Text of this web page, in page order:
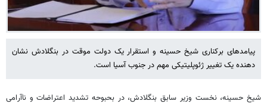
پیامدهای برکناری شیخ حسینه و استقرار یک دولت موقت در بنگلادش نشان
دهنده یک تغییر ژئوپلیتیکی مهم در جنوب آسیا است.
شیخ حسینه، نخست وزیر سابق بنگلادش، در بحبوحه تشدید اعتراضات و ناآرامی